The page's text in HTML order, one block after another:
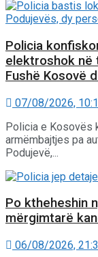
Policia
elektroshok në
Fushë Kosovë
07/08/2026,
Policia e Kosovës
armëmbajtjes pa
Podujevë,...
Po ktheheshin
mërgimtarë
06/08/2026,